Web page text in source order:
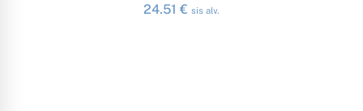
24.51 € sis alv.